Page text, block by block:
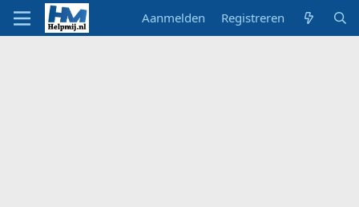
Aanmelden Registreren